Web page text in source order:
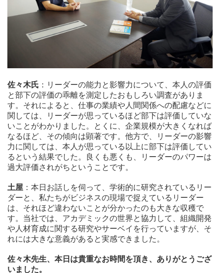
佐々木氏 ：リーダーの能力と影響力について、本人の評価
と部下の評価の乖離を測定したおもしろい調査がありま
す。それによると、仕事の業績や人間関係への配慮などに
関しては、リーダーが思っているほど部下は評価していな
いことがわかりました。とくに、企業規模が大きくなれば
なるほど、その傾向は顕著です。他方で、リーダーの影響
力に関しては、本人が思っている以上に部下は評価してい
るという結果でした。良くも悪くも、リーダーのパワーは
過大評価されがちということです。
土屋 ：本日お話しを伺って、学術的に研究されているリー
ダーと、私たちがビジネスの現場で捉えているリーダー
は、それほど違わないことが分かったのも大きな収穫で
す。当社では、アカデミックの世界と協力して、組織開発
や人材育成に関する研究やサーベイを行っていますが、そ
れには大きな意義があると実感できました。
佐々木先生、本日は貴重なお時間を頂き、ありがとうござ
いました。